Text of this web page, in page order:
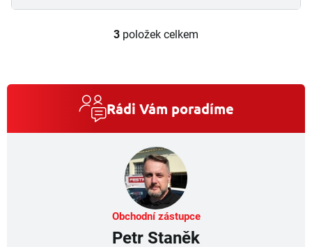
O
a
í
p
r
v
k
y
v
p
3 položek celkem
Rádi Vám poradíme
Obchodní zástupce
Petr Staněk